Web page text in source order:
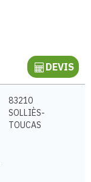
DEVIS
83210
SOLLIÈS-
TOUCAS